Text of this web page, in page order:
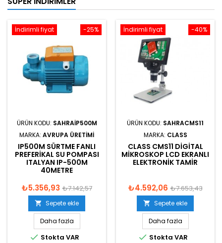
-25%
İndirimli fiyat
ÜRÜN KODU: SAHRAIP500M
MARKA: AVRUPA ÜRETIMI
IP500M SÜRTME FANLI
PREFERIKAL SU POMPASI
ITALYAN IP-500M
40METRE
₺5.356,93 ₺7.142,57
 Sepete ekle
Daha fazla
 Stokta VAR
-40%
İndirimli fiyat
ÜRÜN KODU: SAHRACMS11
MARKA: CLASS
CLASS CMS11 DIGITAL
MIKROSKOP LCD EKRANLI
ELEKTRONIK TAMIR
₺4.592,06 ₺7.653,43
 Sepete ekle
Daha fazla
 Stokta VAR